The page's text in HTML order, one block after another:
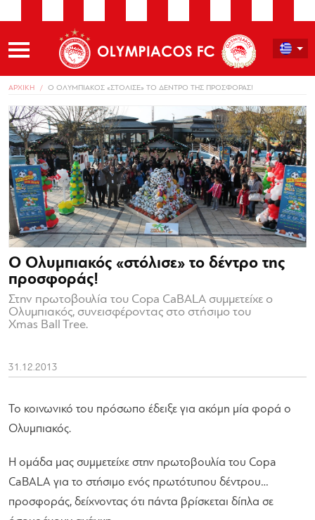
ΑΡΧΙΚΗ Ο ΟΛΥΜΠΙΑΚΟΣ «ΣΤΟΛΙΣΕ» ΤΟ ΔΕΝΤΡΟ ΤΗΣ ΠΡΟΣΦΟΡΑΣ!
Ο Ολυμπιακός «στόλισε» το δέντρο της
προσφοράς!
Στην πρωτοβουλία του Copa CaBALA συμμετείχε ο
Ολυμπιακός, συνεισφέροντας στο στήσιμο του
Xmas Ball Tree.
31.12.2013
Το κοινωνικό του πρόσωπο έδειξε για ακόμη μία φορά ο
Ολυμπιακός.
Η ομάδα μας συμμετείχε στην πρωτοβουλία του Copa
CaBALA για το στήσιμο ενός πρωτότυπου δέντρου…
προσφοράς, δείχνοντας ότι πάντα βρίσκεται δίπλα σε